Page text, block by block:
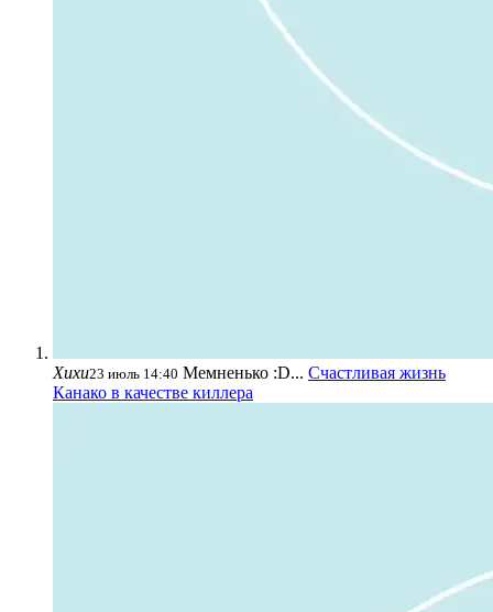
Хихи23 июль 14:40 Мемненько :D... Счастливая жизнь
Канако в качестве киллера